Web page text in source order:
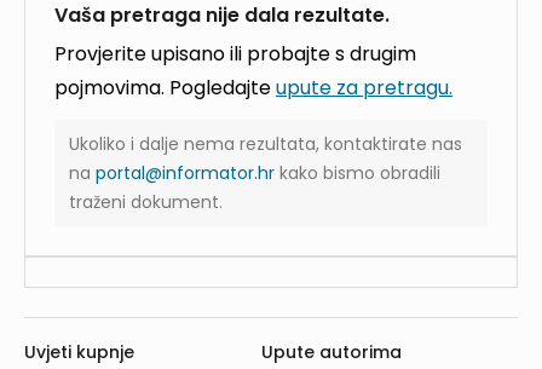
Vaša pretraga nije dala rezultate.
Provjerite upisano ili probajte s drugim
pojmovima. Pogledajteupute za pretragu.
Ukoliko i dalje nema rezultata, kontaktirate nas
na portal@informator.hr kako bismo obradili
traženi dokument.
Uvjeti kupnje Upute autorima